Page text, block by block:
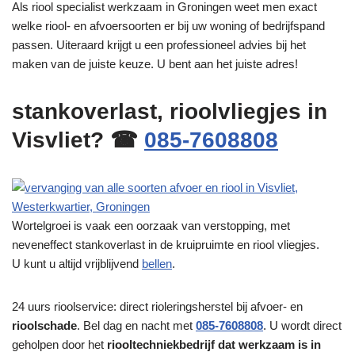
Als riool specialist werkzaam in Groningen weet men exact
welke riool- en afvoersoorten er bij uw woning of bedrijfspand
passen. Uiteraard krijgt u een professioneel advies bij het
maken van de juiste keuze. U bent aan het juiste adres!
stankoverlast, rioolvliegjes in
Visvliet? ☎ 085-7608808
Wortelgroei is vaak een oorzaak van verstopping, met
neveneffect stankoverlast in de kruipruimte en riool vliegjes.
U kunt u altijd vrijblijvend bellen.
24 uurs rioolservice: direct rioleringsherstel bij afvoer- en
rioolschade. Bel dag en nacht met 085-7608808. U wordt direct
geholpen door het riooltechniekbedrijf dat werkzaam is in